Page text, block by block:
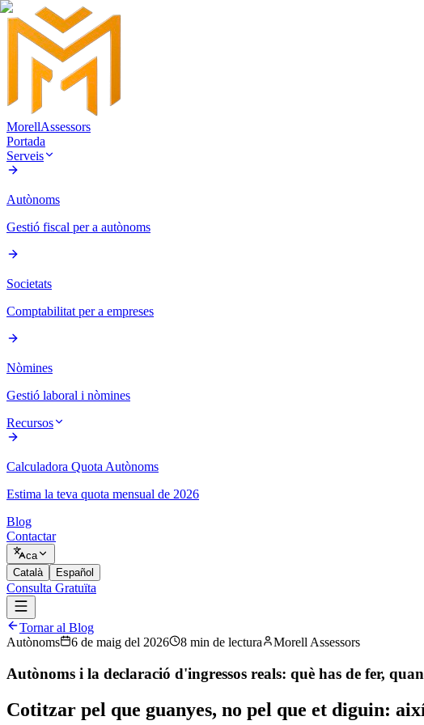
MorellAssessors
Portada
Serveis
Autònoms
Gestió fiscal per a autònoms
Societats
Comptabilitat per a empreses
Nòmines
Gestió laboral i nòmines
Recursos
Calculadora Quota Autònoms
Estima la teva quota mensual de 2026
Blog
Contactar
ca
Català
Español
Consulta Gratuïta
Tornar al Blog
Autònoms
6 de maig del 2026 8 min de lectura Morell Assessors
Autònoms i la declaració d'ingressos reals: què has de fer,
Cotitzar pel que guanyes, no pel que et diguin: